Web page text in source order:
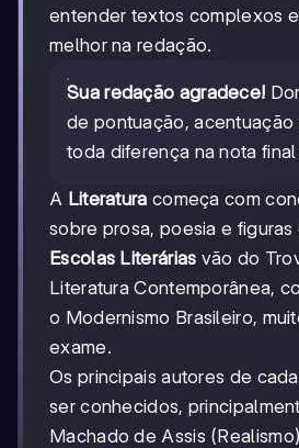
entender textos complexos
melhor na redação.
Sua redação agradece!
de pontuação, acentuação
toda diferença na nota
A Literatura começa com
sobre prosa, poesia e figuras
Escolas Literárias vão do
Literatura Contemporânea,
o Modernismo Brasileiro,
exame.
Os principais autores de
ser conhecidos,
Machado de Assis